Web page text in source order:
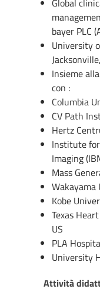
Global
bayer PLC
University
Insieme
con :
Columbia
CV Path
Hertz
Institute
Imaging
Mass
Wakayama
Kobe
Texas
US
PLA
University
Attività